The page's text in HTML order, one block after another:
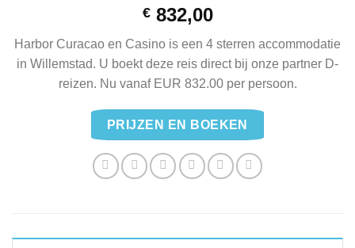
€832,00
Harbor Curacao en Casino is een 4 sterren accommodatie
in Willemstad. U boekt deze reis direct bij onze partner D-
reizen. Nu vanaf EUR 832.00 per persoon.
PRIJZEN EN BOEKEN